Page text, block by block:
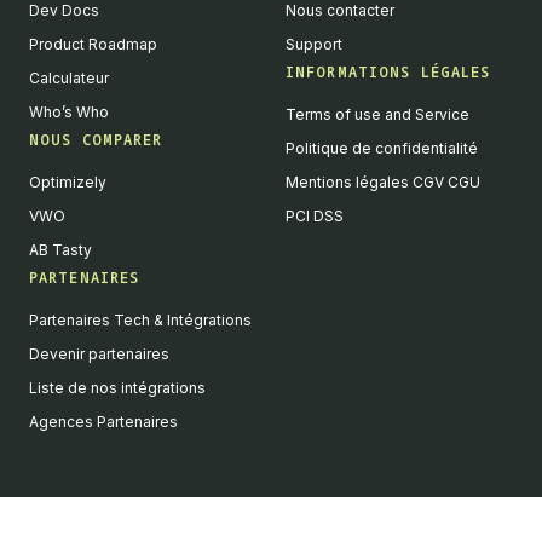
Dev Docs
Product Roadmap
Calculateur
Who’s Who
NOUS COMPARER
Optimizely
VWO
AB Tasty
PARTENAIRES
Partenaires Tech & Intégrations
Devenir partenaires
Liste de nos intégrations
Agences Partenaires
Nous contacter
Support
INFORMATIONS LÉGALES
Terms of use and Service
Politique de confidentialité
Mentions légales CGV CGU
PCI DSS
We value your privacy
We collect and process your data on this site to better
selected purposes, or you can decline them all. For more
Analytics
Marketing automation
Remarketing